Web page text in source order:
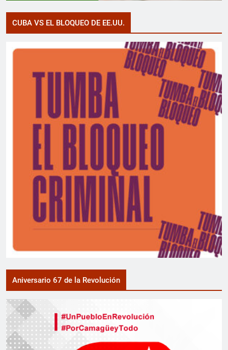
CUBA VS EL BLOQUEO DE EE.UU.
Aniversario 67 de la Revolución